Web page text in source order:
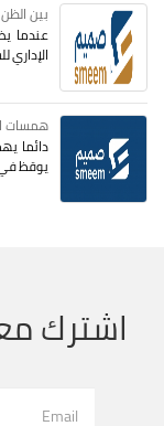
بين
عندما
الإداري
همسات
دائما
يوقظ في
اشترك